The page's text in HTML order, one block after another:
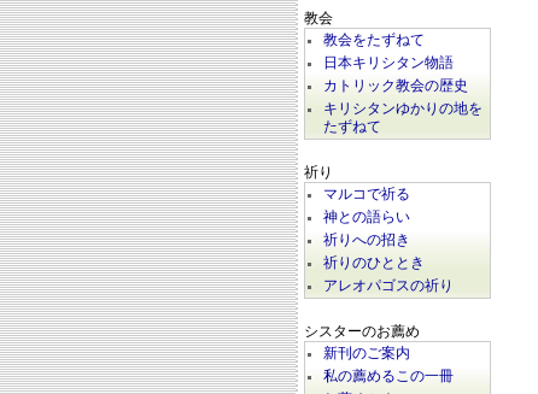
教会
教会をたずねて
日本キリシタン物語
カトリック教会の歴史
キリシタンゆかりの地を
たずねて
祈り
マルコで祈る
神との語らい
祈りへの招き
祈りのひととき
アレオパゴスの祈り
シスターのお薦め
新刊のご案内
私の薦めるこの一冊